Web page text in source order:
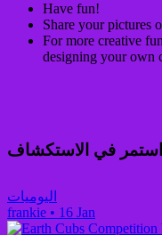
Have fun!
Share your pictures
For more creative
designing your own
استمر في الاستكشاف
اليوميات
frankie • 16 Jan